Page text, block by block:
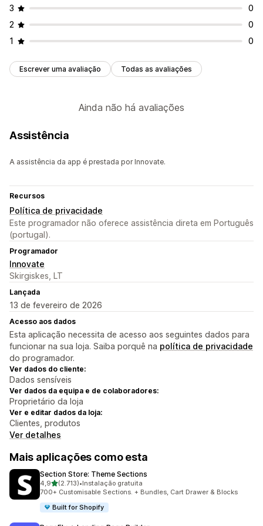
3
0
2
0
1
0
Escrever uma avaliação Todas as avaliações
Ainda não há avaliações
Assistência
A assistência da app é prestada por Innovate.
Recursos
Política de privacidade
Este programador não oferece assistência direta em Português
(portugal).
Programador
Innovate
Skirgiskes, LT
Lançada
13 de fevereiro de 2026
Acesso aos dados
Esta aplicação necessita de acesso aos seguintes dados para
funcionar na sua loja. Saiba porquê na política de privacidade
do programador.
Ver dados do cliente:
Dados sensíveis
Ver dados da equipa e de colaboradores:
Proprietário da loja
Ver e editar dados da loja:
Clientes, produtos
Ver detalhes
Mais aplicações como esta
Section Store: Theme Sections
4,9de 5 estrelas
(2.713)
2713 total de avaliações
•Instalação gratuita
700+ Customisable Sections. + Bundles, Cart Drawer & Blocks
Built for Shopify